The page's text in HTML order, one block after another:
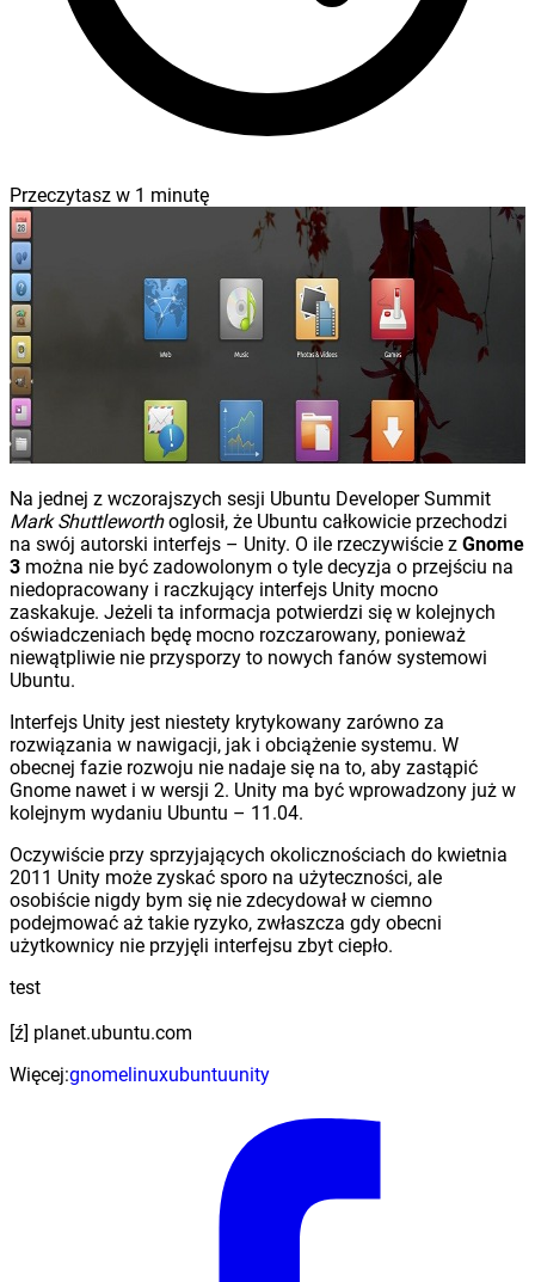
Przeczytasz w 1 minutę
Na jednej z wczorajszych sesji Ubuntu Developer Summit
Mark Shuttleworthoglosił, że Ubuntu całkowicie przechodzi
na swój autorski interfejs – Unity. O ile rzeczywiście z Gnome
3 można nie być zadowolonym o tyle decyzja o przejściu na
niedopracowany i raczkujący interfejs Unity mocno
zaskakuje. Jeżeli ta informacja potwierdzi się w kolejnych
oświadczeniach będę mocno rozczarowany, ponieważ
niewątpliwie nie przysporzy to nowych fanów systemowi
Ubuntu.
Interfejs Unity jest niestety krytykowany zarówno za
rozwiązania w nawigacji, jak i obciążenie systemu. W
obecnej fazie rozwoju nie nadaje się na to, aby zastąpić
Gnome nawet i w wersji 2. Unity ma być wprowadzony już w
kolejnym wydaniu Ubuntu – 11.04.
Oczywiście przy sprzyjających okolicznościach do kwietnia
2011 Unity może zyskać sporo na użyteczności, ale
osobiście nigdy bym się nie zdecydował w ciemno
podejmować aż takie ryzyko, zwłaszcza gdy obecni
użytkownicy nie przyjęli interfejsu zbyt ciepło.
test
[ź] planet.ubuntu.com
Więcej:gnomelinuxubuntuunity